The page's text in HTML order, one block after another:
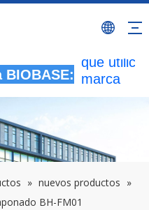
BIOBASE:
Todas las
que
marca
una
» nuevos productos »
BH-FM01